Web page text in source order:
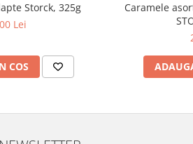
Storck, 325g
Lei
COS
Caramele